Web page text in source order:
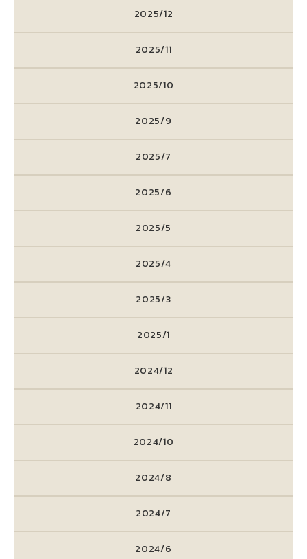
2025/12
2025/11
2025/10
2025/9
2025/7
2025/6
2025/5
2025/4
2025/3
2025/1
2024/12
2024/11
2024/10
2024/8
2024/7
2024/6